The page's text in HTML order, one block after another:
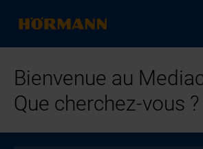
Bienvenue au
Que cherchez-vous ?